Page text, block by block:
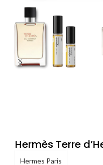
Hermès Terre
Hermes Paris